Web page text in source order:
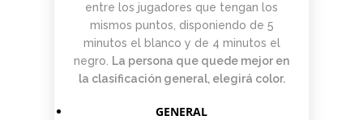
entre los jugadores que tengan los
mismos puntos, disponiendo de 5
minutos el blanco y de 4 minutos el
negro.
La persona que quede mejor en
la clasificación general, elegirá color.
GENERAL